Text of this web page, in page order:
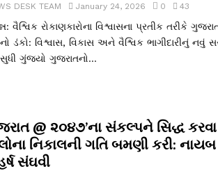
DESK TEAM January 24, 2026 0 43
વૈશ્વિક રોકાણકારોના વિશ્વાસના પ્રતીક તરીકે
ડંકો: વિશ્વાસ, વિકાસ અને વૈશ્વિક ભાગીદારીનું નવું
સુધી ગુંજ્યો ગુજરાતનો...
@ ૨૦૪૭’ના સંકલ્પને સિદ્ધ
નિકાલની ગતિ બમણી કરી: નાયબ
સંઘવી